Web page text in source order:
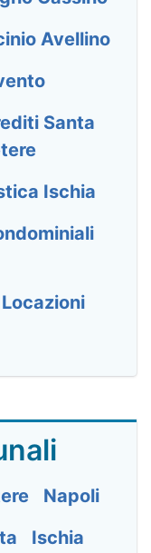
Avellino
Santa
Ischia
Napoli
Ischia